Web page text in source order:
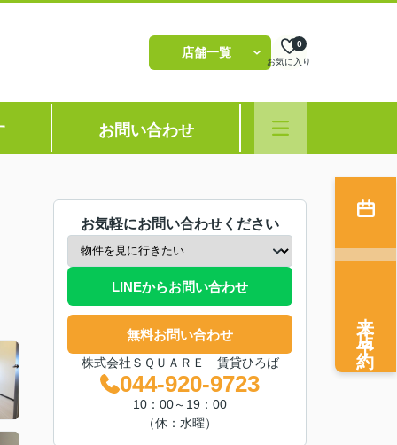
店舗一覧
お気に入り
0
お問い合わせ
お気軽にお問い合わせください
LINEからお問い合わせ
無料お問い合わせ
株式会社ＳＱＵＡＲＥ 賃貸ひろば
044-920-9723
10：00～19：00
（休：水曜）
来店予約